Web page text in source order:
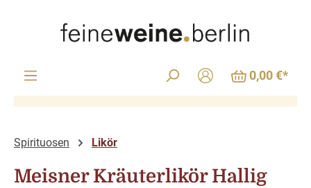
0,00 €*
Spirituosen Likör
Meisner Kräuterlikör Hallig